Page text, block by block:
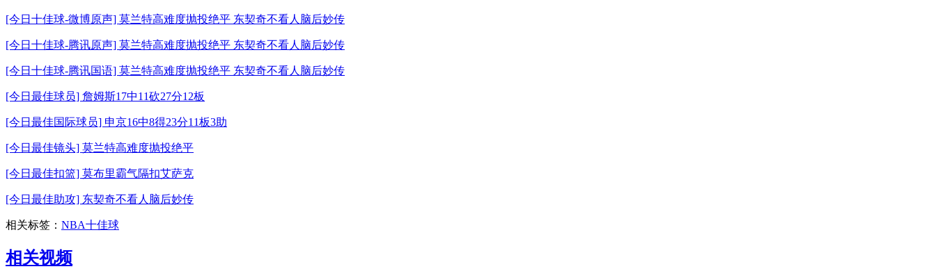
[今日十佳球-微博原声] 莫兰特高难度抛投绝平 东契奇不看人脑后妙传
[今日十佳球-腾讯原声] 莫兰特高难度抛投绝平 东契奇不看人脑后妙传
[今日十佳球-腾讯国语] 莫兰特高难度抛投绝平 东契奇不看人脑后妙传
[今日最佳球员] 詹姆斯17中11砍27分12板
[今日最佳国际球员] 申京16中8得23分11板3助
[今日最佳镜头] 莫兰特高难度抛投绝平
[今日最佳扣篮] 莫布里霸气隔扣艾萨克
[今日最佳助攻] 东契奇不看人脑后妙传
相关标签： NBA十佳球
相关视频